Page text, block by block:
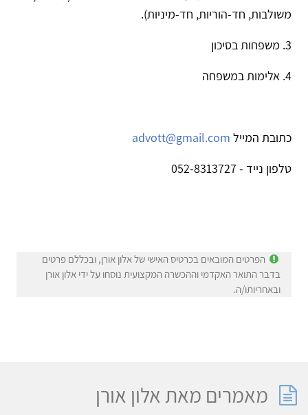
משולבות, חד-הוריות, חד-מיניות).
4. אלימות במשפחה